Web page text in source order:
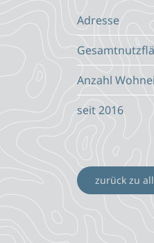
Adresse
Anzahl
seit 2016
zurück zu